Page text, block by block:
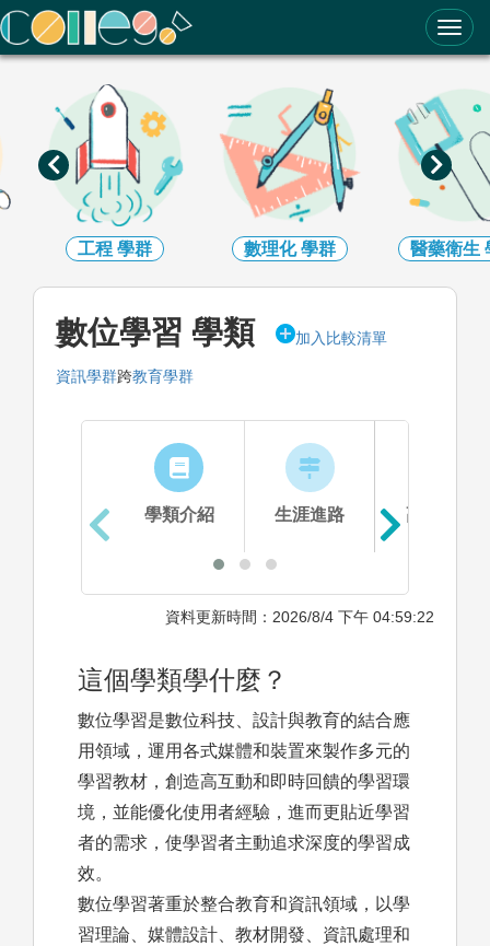
ColleGo! 大學選才與高中育才輔助系統
工程 學群 數理化學群 醫藥衛生
數位學習 學類 加入比較清單
資訊學群跨教育學群
學類介紹 生涯進路 高中準備
資料更新時間：2026/8/4 下午 04:59:22
這個學類學什麼？
數位學習是數位科技、設計與教育的結合應
用領域，運用各式媒體和裝置來製作多元的
學習教材，創造高互動和即時回饋的學習環
境，並能優化使用者經驗，進而更貼近學習
者的需求，使學習者主動追求深度的學習成
效。
數位學習著重於整合教育和資訊領域，以學
習理論、媒體設計、教材開發、資訊處理和